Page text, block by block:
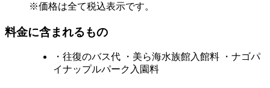
※価格は全て税込表示です。
料金に含まれるもの
・往復のバス代 ・美ら海水族館入館料 ・ナゴパ
イナップルパーク入園料